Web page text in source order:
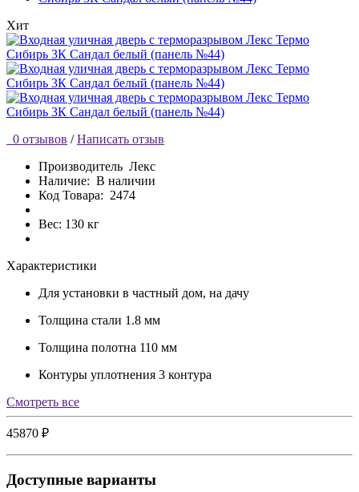
Хит
0 отзывов / Написать отзыв
Производитель Лекс
Наличие: В наличии
Код Товара: 2474
Вес: 130 кг
Характеристики
Для установки в частный дом, на дачу
Толщина стали 1.8 мм
Толщина полотна 110 мм
Контуры уплотнения 3 контура
Cмотреть все
45870 ₽
Доступные варианты